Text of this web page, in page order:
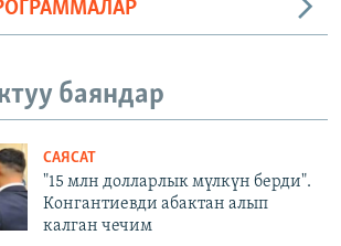
баяндар
САЯСАТ
"15 млн долларлык мүлкүн берди".
Конгантиевди абактан алып
калган чечим